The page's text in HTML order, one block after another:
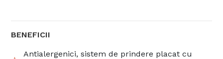
BENEFICII
Antialergenici, sistem de prindere placat cu